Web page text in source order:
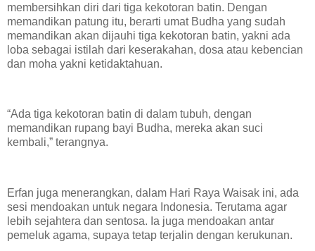
membersihkan diri dari tiga kekotoran batin. Dengan
memandikan patung itu, berarti umat Budha yang sudah
memandikan akan dijauhi tiga kekotoran batin, yakni ada
loba sebagai istilah dari keserakahan, dosa atau kebencian
dan moha yakni ketidaktahuan.
“Ada tiga kekotoran batin di dalam tubuh, dengan
memandikan rupang bayi Budha, mereka akan suci
kembali,” terangnya.
Erfan juga menerangkan, dalam Hari Raya Waisak ini, ada
sesi mendoakan untuk negara Indonesia. Terutama agar
lebih sejahtera dan sentosa. Ia juga mendoakan antar
pemeluk agama, supaya tetap terjalin dengan kerukunan.